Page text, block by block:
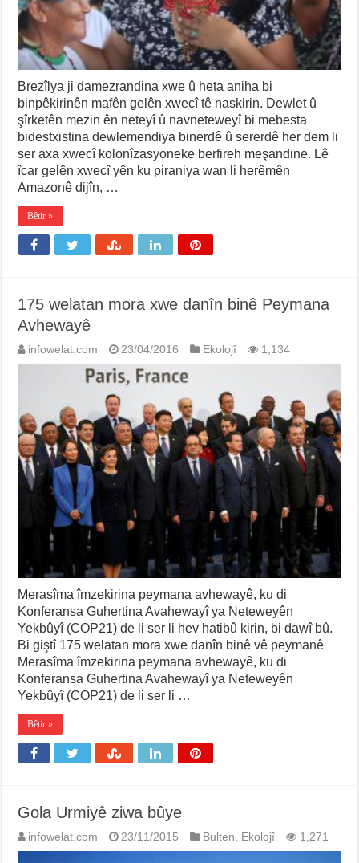
Brezîlya ji damezrandina xwe û heta aniha bi
binpêkirinên mafên gelên xwecî tê naskirin. Dewlet û
şîrketên mezin ên neteyî û navneteweyî bi mebesta
bidestxistina dewlemendiya binerdê û sererdê her dem li
ser axa xwecî kolonîzasyoneke berfireh meşandine. Lê
îcar gelên xwecî yên ku piraniya wan li herêmên
Amazonê dijîn, …
Bêtir »
175 welatan mora xwe danîn binê Peymana
Avhewayê
infowelat.com 23/04/2016 Ekolojî 1,134
Merasîma îmzekirina peymana avhewayê, ku di
Konferansa Guhertina Avahewayî ya Neteweyên
Yekbûyî (COP21) de li ser li hev hatibû kirin, bi dawî bû.
Bi giştî 175 welatan mora xwe danîn binê vê peymanê
Merasîma îmzekirina peymana avhewayê, ku di
Konferansa Guhertina Avahewayî ya Neteweyên
Yekbûyî (COP21) de li ser li …
Bêtir »
Gola Urmiyê ziwa bûye
infowelat.com 23/11/2015 Bulten, Ekolojî 1,271